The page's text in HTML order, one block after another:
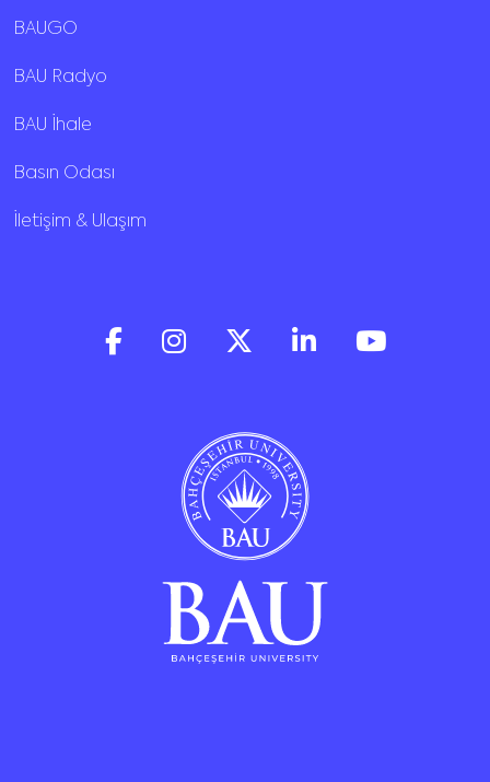
BAUGO
BAU Radyo
BAU İhale
Basın Odası
İletişim & Ulaşım